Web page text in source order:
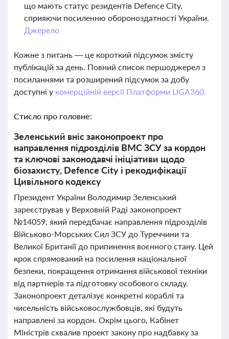
що мають статус резидентів Defence City,
сприяючи посиленню обороноздатності України.
Джерело
Кожне з питань — це короткий підсумок змісту
публікацій за день. Повний список першоджерел з
посиланнями та розширений підсумок за добу
доступні у комерційній версії Платформи LIGA360.
Стисло про головне:
Зеленський вніс законопроект про
направлення підрозділів ВМС ЗСУ за кордон
та ключові законодавчі ініціативи щодо
біозахисту, Defence City і рекодифікації
Цивільного кодексу
Президент України Володимир Зеленський
зареєстрував у Верховній Раді законопроект
№14059, який передбачає направлення підрозділів
Військово-Морських Сил ЗСУ до Туреччини та
Великої Британії до припинення воєнного стану. Цей
крок спрямований на посилення національної
безпеки, покращення отримання військової техніки
від партнерів та підготовку особового складу.
Законопроект деталізує конкретні кораблі та
чисельність військовослужбовців, які будуть
направлені за кордон. Окрім цього, Кабінет
Міністрів схвалив проект закону про надбавку за